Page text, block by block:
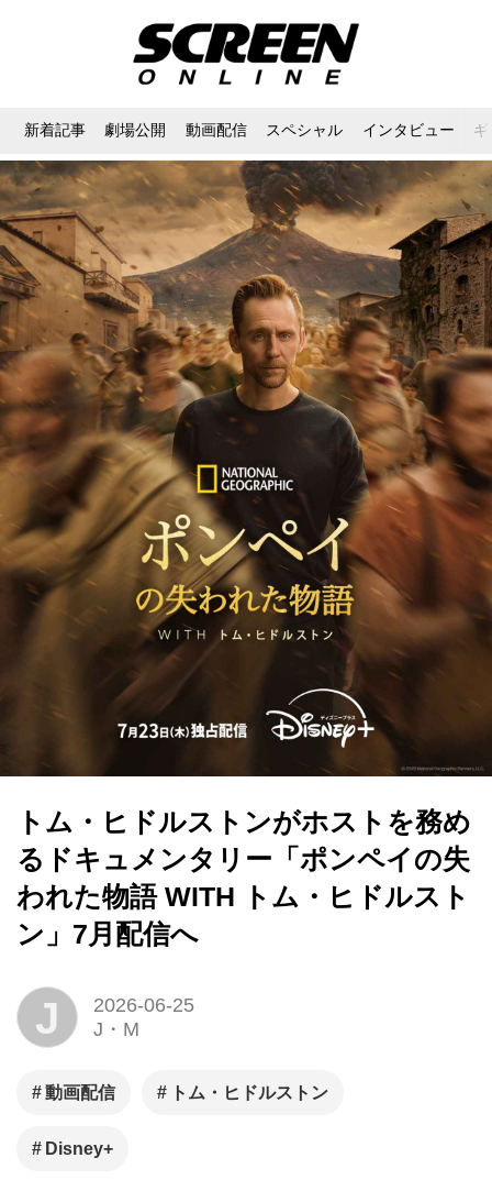
新着記事 劇場公開 動画配信 スペシャル インタビュー
トム・ヒドルストンがホストを務め
るドキュメンタリー「ポンペイの失
われた物語 WITH トム・ヒドルスト
ン」7月配信へ
J
2026-06-25
J・M
動画配信 トム・ヒドルストン
Disney+